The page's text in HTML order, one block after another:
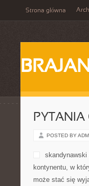
Strona główna
POSTED BY
skandynawski
kontynentu, w
może stać się